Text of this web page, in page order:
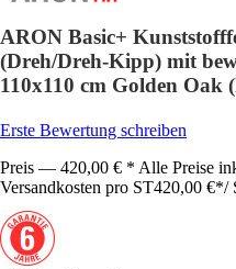
ARON Basic+
(Dreh/Dreh-Kipp) mit
110x110 cm Golden Oak
Erste Bewertung schreiben
Preis — 420,00 € * Alle Preise
Versandkosten pro ST420,00 €*/